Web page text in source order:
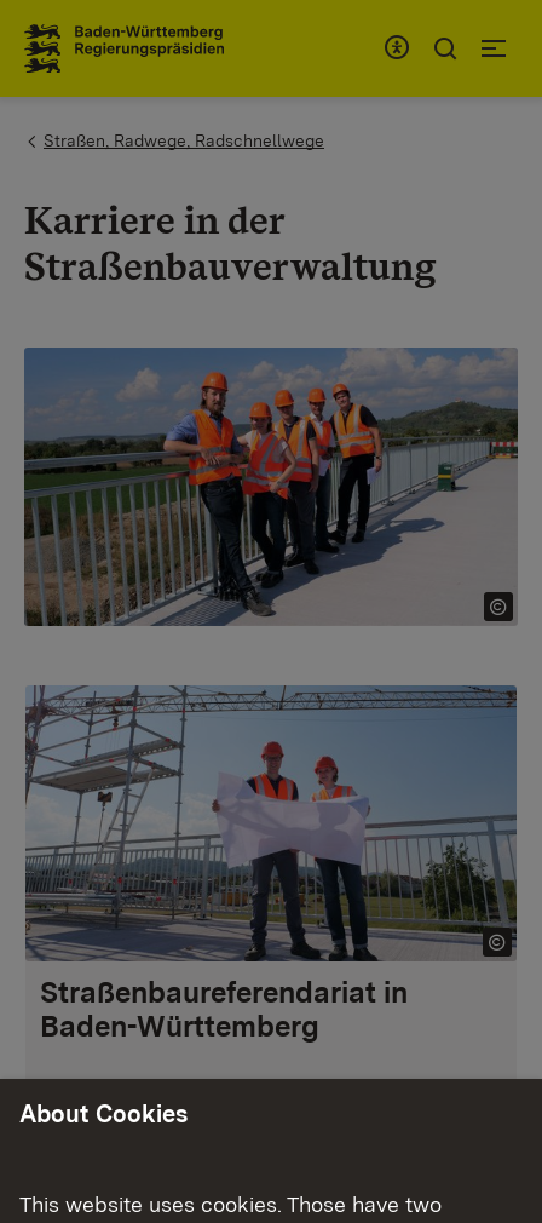
You are here:
Straßen, Radwege, Radschnellwege
Karriere in der
Straßenbauverwaltung
Straßenbaureferendariat in
Baden-Württemberg
More
About Cookies
This website uses cookies. Those have two